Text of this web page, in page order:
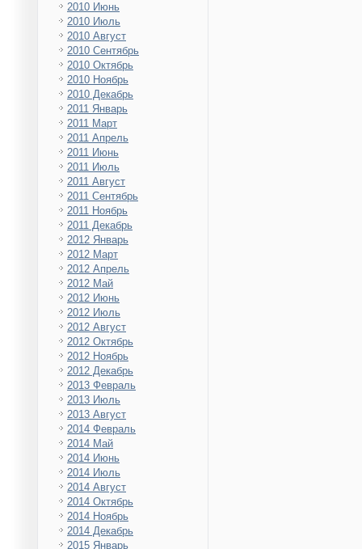
2010 Июнь
2010 Июль
2010 Август
2010 Сентябрь
2010 Октябрь
2010 Ноябрь
2010 Декабрь
2011 Январь
2011 Март
2011 Апрель
2011 Июнь
2011 Июль
2011 Август
2011 Сентябрь
2011 Ноябрь
2011 Декабрь
2012 Январь
2012 Март
2012 Апрель
2012 Май
2012 Июнь
2012 Июль
2012 Август
2012 Октябрь
2012 Ноябрь
2012 Декабрь
2013 Февраль
2013 Июль
2013 Август
2014 Февраль
2014 Май
2014 Июнь
2014 Июль
2014 Август
2014 Октябрь
2014 Ноябрь
2014 Декабрь
2015 Январь